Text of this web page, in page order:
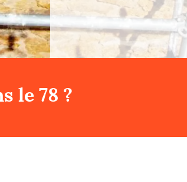
le 78 ?